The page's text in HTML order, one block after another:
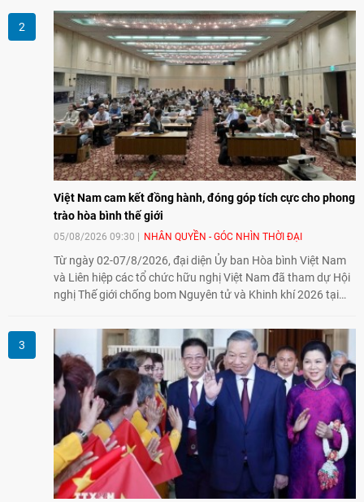
tại Việt Nam.
Việt Nam cam kết đồng hành, đóng góp tích cực cho phong
trào hòa bình thế giới
05/08/2026 09:30 NHÂN QUYỀN - GÓC NHÌN THỜI ĐẠI
Từ ngày 02-07/8/2026, đại diện Ủy ban Hòa bình Việt Nam
và Liên hiệp các tổ chức hữu nghị Việt Nam đã tham dự Hội
nghị Thế giới chống bom Nguyên tử và Khinh khí 2026 tại
đồng hành cùng với phong trào hoà bình của nhân dân
Nhật Bản và thế giới ủng hộ giải trừ vũ khí hạt nhân của Việt
Nam.